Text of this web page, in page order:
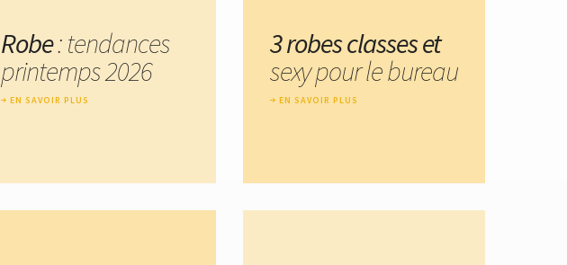
Robe: tendances
printemps 2026
EN SAVOIR PLUS
3 robes classes et
sexy pour le bureau
EN SAVOIR PLUS